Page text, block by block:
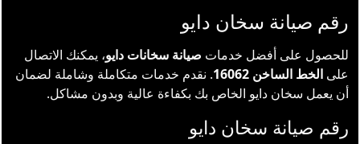
رقم صيانة سخان دايو
للحصول على أفضل خدمات صيانة سخانات دايو، يمكنك الاتصال
على الخط الساخن 16062
. نقدم خدمات متكاملة وشاملة لضمان
أن يعمل سخان دايو الخاص بك بكفاءة عالية وبدون مشاكل.
رقم صيانة سخان دايو